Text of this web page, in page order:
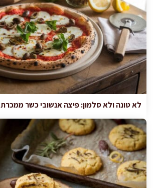
לא טונה ולא סלמון: פיצה אנשובי כשר ממכרת